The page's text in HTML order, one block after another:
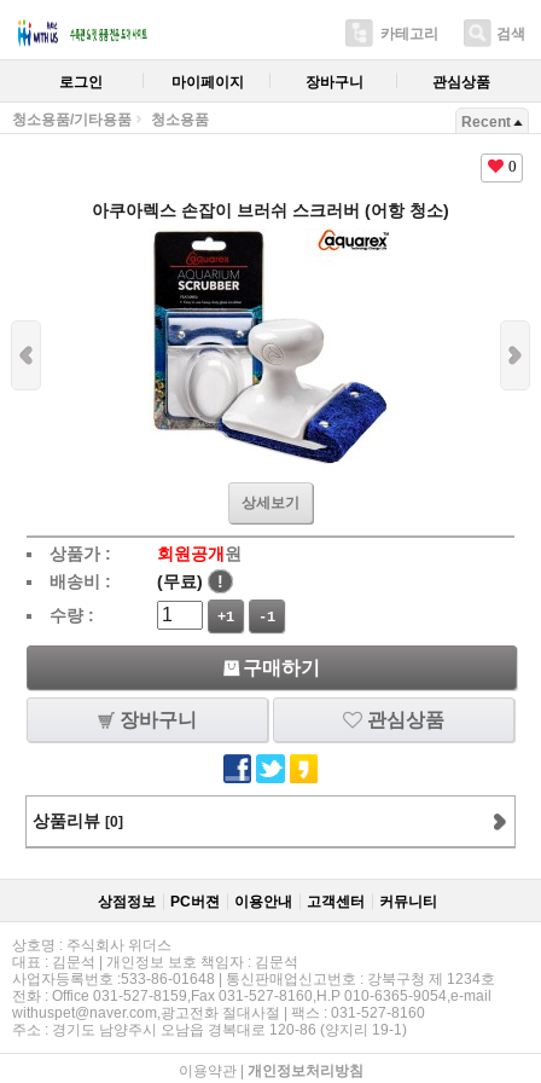
카테고리 검색
로그인 마이페이지 장바구니 관심상품
청소용품/기타용품 청소용품 Recent
0
아쿠아렉스 손잡이 브러쉬 스크러버 (어항 청소)
상세보기
상품가 : 회원공개 원
배송비 :
(무료)
!
수량 :
+1 -1
구매하기
장바구니 관심상품
상품리뷰 [0]
상점정보 PC버젼 이용안내 고객센터 커뮤니티
상호명 : 주식회사 위더스
대표 : 김문석 | 개인정보 보호 책임자 : 김문석
사업자등록번호 :533-86-01648 | 통신판매업신고번호 : 강북구청 제 1234호
전화 : Office 031-527-8159,Fax 031-527-8160,H.P 010-6365-9054,e-mail
withuspet@naver.com,광고전화 절대사절 | 팩스 : 031-527-8160
주소 : 경기도 남양주시 오남읍 경복대로 120-86 (양지리 19-1)
이용약관| 개인정보처리방침